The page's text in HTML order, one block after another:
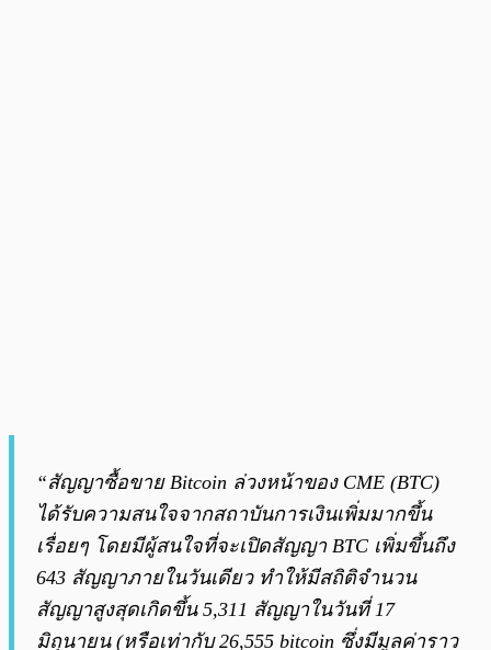
“สัญญาซื้อขาย Bitcoin ล่วงหน้าของ CME (BTC)
ได้รับความสนใจจากสถาบันการเงินเพิ่มมากขึ้น
เรื่อยๆ โดยมีผู้สนใจที่จะเปิดสัญญา BTC เพิ่มขึ้นถึง
643 สัญญาภายในวันเดียว ทำให้มีสถิติจำนวน
สัญญาสูงสุดเกิดขึ้น 5,311 สัญญาในวันที่ 17
มิถุนายน (หรือเท่ากับ 26,555 bitcoin ซึ่งมีมูลค่าราว